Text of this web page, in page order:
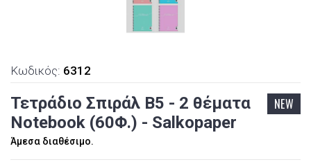
Κωδικός: 6312
Τετράδιο Σπιράλ Β5 - 2 θέματα
Notebook (60Φ.) - Salkopaper
NEW
Άμεσα διαθέσιμο.